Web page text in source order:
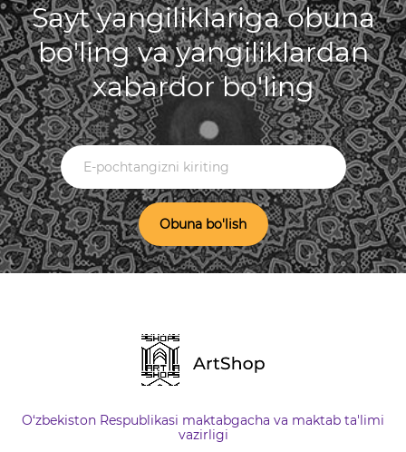
Sayt yangiliklariga obuna
bo'ling va yangiliklardan
xabardor bo'ling
Obuna bo'lish
O‘zbekiston Respublikasi maktabgacha va maktab ta'limi
vazirligi